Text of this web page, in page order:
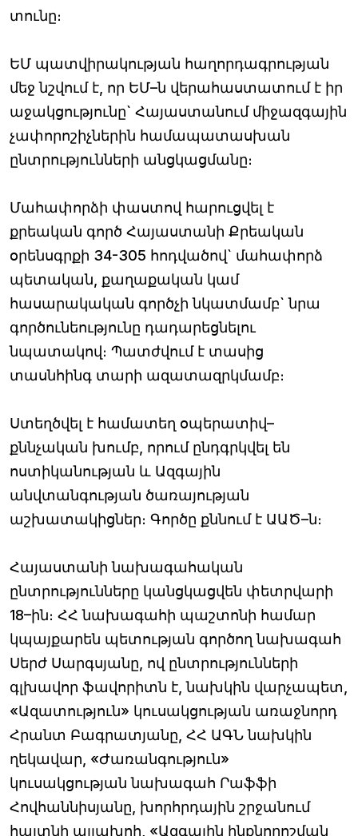
տունը։
ԵՄ պատվիրակության հաղորդագրության
մեջ նշվում է, որ ԵՄ–ն վերահաստատում է իր
աջակցությունը` Հայաստանում միջազգային
չափորոշիչներին համապատասխան
ընտրությունների անցկացմանը։
Մահափորձի փաստով հարուցվել է
քրեական գործ Հայաստանի Քրեական
օրենսգրքի 34-305 հոդվածով` մահափորձ
պետական, քաղաքական կամ
հասարակական գործչի նկատմամբ` նրա
գործունեությունը դադարեցնելու
նպատակով։ Պատժվում է տասից
տասնհինգ տարի ազատազրկմամբ։
Ստեղծվել է համատեղ օպերատիվ–
քննչական խումբ, որում ընդգրկվել են
ոստիկանության և Ազգային
անվտանգության ծառայության
աշխատակիցներ։ Գործը քննում է ԱԱԾ–ն։
Հայաստանի նախագահական
ընտրությունները կանցկացվեն փետրվարի
18–ին։ ՀՀ նախագահի պաշտոնի համար
կպայքարեն պետության գործող նախագահ
Սերժ Սարգսյանը, ով ընտրությունների
գլխավոր ֆավորիտն է, նախկին վարչապետ,
«Ազատություն» կուսակցության առաջնորդ
Հրանտ Բագրատյանը, ՀՀ ԱԳՆ նախկին
ղեկավար, «Ժառանգություն»
կուսակցության նախագահ Րաֆֆի
Հովհաննիսյանը, խորհրդային շրջանում
հայտնի այլախոհ, «Ազգային ինքնորոշման